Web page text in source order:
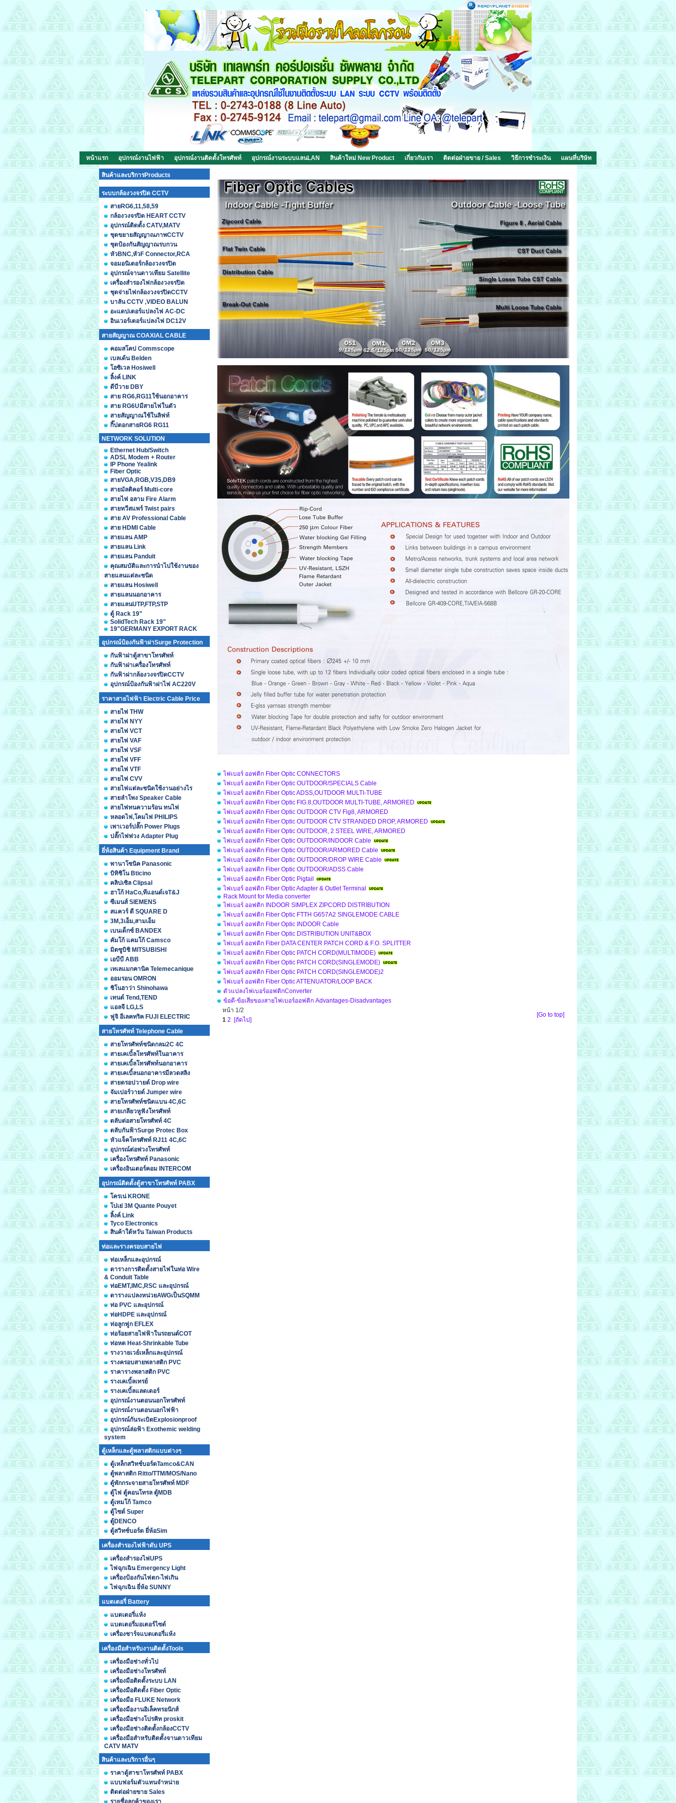
หน้าแรก อุปกรณ์งานไฟฟ้า อุปกรณ์งานติดตั้งโทรศัพท์ อุปกรณ์งานระบบแลนLAN สินค้าใหม่ New Product เกี่ยวกับเรา ติดต่อฝ่ายขาย / Sales วิธีการชำระเงิน แผนที่บริษัท
สินค้าและบริการProducts
ระบบกล้องวงจรปิด CCTV
สายRG6,11,58,59
กล้องวงจรปิด HEART CCTV
อุปกรณ์ติดตั้ง CATV,MATV
ชุดขยายสัญญาณภาพCCTV
ชุดป้องกันสัญญาณรบกวน
หัวBNC,หัวF Connector,RCA
จอมอนิเตอร์กล้องวงจรปิด
อุปกรณ์จานดาวเทียม Satellite
เครื่องสำรองไฟกล้องวงจรปิด
ชุดจ่ายไฟกล้องวงจรปิดCCTV
บาลัน CCTV ,VIDEO BALUN
อะแดปเตอร์แปลงไฟ AC-DC
อินเวอร์เตอร์แปลงไฟ DC12V
สายสัญญาณ COAXIAL CABLE
คอมสโคป Commscope
เบลเด้น Belden
โฮซิเวล Hosiwell
ลิ้งค์ LINK
ดีบีวาย DBY
สาย RG6,RG11ใช้นอกอาคาร
สาย RG6Uมีสายไฟในตัว
สายสัญญาณใช้ในลิฟท์
กิ๊ปตอกสายRG6 RG11
NETWORK SOLUTION
Ethernet Hub/Switch
ADSL Modem + Router
IP Phone Yealink
Fiber Optic
สายVGA,RGB,V35,DB9
สายมัลติคอร์ Multi-core
สายไฟ อลาม Fire Alarm
สายทวีสแพร์ Twist pairs
สาย AV Professional Cable
สาย HDMI Cable
สายแลน AMP
สายแลน Link
สายแลน Panduit
คุณสมบัติและการนำไปใช้งานของ
สายแลนแต่ละชนิด
สายแลน Hosiwell
สายแลนนอกอาคาร
สายแลนUTP,FTP,STP
ตู้ Rack 19"
SolidTech Rack 19"
19"GERMANY EXPORT RACK
อุปกรณ์ป้องกันฟ้าผ่าSurge Protection
กันฟ้าผ่าตู้สาขาโทรศัพท์
กันฟ้าผ่าเครื่องโทรศัพท์
กันฟ้าผ่ากล้องวงจรปิดCCTV
อุปกรณ์ป้องกันฟ้าผ่าไฟ AC220V
ราคาสายไฟฟ้า Electric Cable Price
สายไฟ THW
สายไฟ NYY
สายไฟ VCT
สายไฟ VAF
สายไฟ VSF
สายไฟ VFF
สายไฟ VTF
สายไฟ CVV
สายไฟแต่ละชนิดใช้งานอย่างไร
สายลำโพง Speaker Cable
สายไฟทนความร้อน ทนไฟ
หลอดไฟ,โคมไฟ PHILIPS
เพาเวอร์ปลั๊ก Power Plugs
ปลั๊กไฟพ่วง Adapter Plug
ยี่ห้อสินค้า Equipment Brand
พานาโซนิค Panasonic
บิทิชิโน Bticino
คลิปเซิล Clipsal
ฮาโก้ HaCo,ทีแอนด์เจT&J
ซีเมนส์ SIEMENS
สแควร์ ดี SQUARE D
3M,3เอ็ม,สามเอ็ม
เบนเด็กซ์ BANDEX
คัมโก้ แคมโก้ Camsco
มิตซูบิชิ MITSUBISHI
เอบีบี ABB
เทเลแมกคานิค Telemecanique
ออมรอน OMRON
ชิโนฮาว่า Shinohawa
เทนด์ Tend,TEND
แอลจี LG,LS
ฟูจิ อีเลคทริค FUJI ELECTRIC
สายโทรศัพท์ Telephone Cable
สายโทรศัพท์ชนิดกลม2C 4C
สายเคเบิ้ลโทรศัพท์ในอาคาร
สายเคเบิ้ลโทรศัพท์นอกอาคาร
สายเคเบิ้ลนอกอาคารมีลวดสลิง
สายดรอปวายด์ Drop wire
จัมเปอร์วายด์ Jumper wire
สายโทรศัพท์ชนิดแบน 4C,6C
สายเกลียวหูฟังโทรศัพท์
ตลับต่อสายโทรศัพท์ 4C
ตลับกันฟ้าSurge Protec Box
หัวแจ็คโทรศัพท์ RJ11 4C,6C
อุปกรณ์ต่อพ่วงโทรศัพท์
เครื่องโทรศัพท์ Panasonic
เครื่องอินเตอร์คอม INTERCOM
อุปกรณ์ติดตั้งตู้สาขาโทรศัพท์ PABX
โครเน่ KRONE
โปเย่ 3M Quante Pouyet
ลิ้งค์ Link
Tyco Electronics
สินค้าใต้หวัน Taiwan Products
ท่อและรางครอบสายไฟ
ท่อเหล็กและอุปกรณ์
ตารางการติดตั้งสายไฟในท่อ Wire
& Conduit Table
ท่อEMT,IMC,RSC และอุปกรณ์
ตารางแปลงหน่วยAWGเป็นSQMM
ท่อ PVC และอุปกรณ์
ท่อHDPE และอุปกรณ์
ท่อลูกฟูก EFLEX
ท่อร้อยสายไฟฟ้าในรถยนต์COT
ท่อหด Heat-Shrinkable Tube
รางวายเวย์เหล็กและอุปกรณ์
รางครอบสายพลาสติก PVC
ราคารางพลาสติก PVC
รางเคเบิ้ลเทรย์
รางเคเบิ้ลแลดเดอร์
อุปกรณ์งานตอนนอกโทรศัพท์
อุปกรณ์งานตอนนอกไฟฟ้า
อุปกรณ์กันระเบิดExplosionproof
อุปกรณ์ล่อฟ้า Exothemic welding
system
ตู้เหล็กและตู้พลาสติกแบบต่างๆ
ตู้เหล็กสวิทช์บอร์ดTamco&CAN
ตู้พลาสติก Ritto/TTM/MOS/Nano
ตู้พักกระจายสายโทรศัพท์ MDF
ตู้ไฟ ตู้คอนโทรล ตู้MDB
ตู้เทมโก้ Tamco
ตู้ไซต์ Super
ตู้DENCO
ตู้สวิทซ์บอร์ด ยี่ห้อSim
เครื่องสำรองไฟฟ้าดับ UPS
เครื่องสำรองไฟUPS
ไฟฉุกเฉิน Emergency Light
เครื่องป้องกันไฟตก-ไฟเกิน
ไฟฉุกเฉิน ยี่ห้อ SUNNY
แบตเตอรี่ Battery
แบตเตอรี่แห้ง
แบตเตอรี่มอเตอร์ไซด์
เครื่องชาร์จแบตเตอรี่แห้ง
เครื่องมือสำหรับงานติดตั้งTools
เครื่องมือช่างทั่วไป
เครื่องมือช่างโทรศัพท์
เครื่องมือติดตั้งระบบ LAN
เครื่องมือติดตั้ง Fiber Optic
เครื่องมือ FLUKE Network
เครื่องมืองานอิเล็คทรอนิกส์
เครื่องมือช่างโปรคิท proskit
เครื่องมือช่างติดตั้งกล้องCCTV
เครื่องมือสำหรับติดตั้งจานดาวเทียม
CATV MATV
สินค้าและบริการอื่นๆ
ราคาตู้สาขาโทรศัพท์ PABX
แบบฟอร์มตัวแทนจำหน่าย
ติดต่อฝ่ายขาย Sales
รายชื่อลูกค้าของเรา
ไฟเบอร์ ออฟติก Fiber Optic CONNECTORS
ไฟเบอร์ ออฟติก Fiber Optic OUTDOOR/SPECIALS Cable
ไฟเบอร์ ออฟติก Fiber Optic ADSS,OUTDOOR MULTI-TUBE
ไฟเบอร์ ออฟติก Fiber Optic FIG.8,OUTDOOR MULTI-TUBE, ARMORED
ไฟเบอร์ ออฟติก Fiber Optic OUTDOOR CTV Fig8, ARMORED
ไฟเบอร์ ออฟติก Fiber Optic OUTDOOR CTV STRANDED DROP, ARMORED
ไฟเบอร์ ออฟติก Fiber Optic OUTDOOR, 2 STEEL WIRE, ARMORED
ไฟเบอร์ ออฟติก Fiber Optic OUTDOOR/INDOOR Cable
ไฟเบอร์ ออฟติก Fiber Optic OUTDOOR/ARMORED Cable
ไฟเบอร์ ออฟติก Fiber Optic OUTDOOR/DROP WIRE Cable
ไฟเบอร์ ออฟติก Fiber Optic OUTDOOR/ADSS Cable
ไฟเบอร์ ออฟติก Fiber Optic Pigtail
ไฟเบอร์ ออฟติก Fiber Optic Adapter & Outlet Terminal
Rack Mount for Media converter
ไฟเบอร์ ออฟติก INDOOR SIMPLEX ZIPCORD DISTRIBUTION
ไฟเบอร์ ออฟติก Fiber Optic FTTH G657A2 SINGLEMODE CABLE
ไฟเบอร์ ออฟติก Fiber Optic INDOOR Cable
ไฟเบอร์ ออฟติก Fiber Optic DISTRIBUTION UNIT&BOX
ไฟเบอร์ ออฟติก Fiber DATA CENTER PATCH CORD & F.O. SPLITTER
ไฟเบอร์ ออฟติก Fiber Optic PATCH CORD(MULTIMODE)
ไฟเบอร์ ออฟติก Fiber Optic PATCH CORD(SINGLEMODE)
ไฟเบอร์ ออฟติก Fiber Optic PATCH CORD(SINGLEMODE)2
ไฟเบอร์ ออฟติก Fiber Optic ATTENUATOR/LOOP BACK
ตัวแปลงไฟเบอร์ออฟติกConverter
ข้อดี-ข้อเสียของสายไฟเบอร์ออฟติก Advantages-Disadvantages
หน้า 1/2
1 2 [ถัดไป]
[Go to top]